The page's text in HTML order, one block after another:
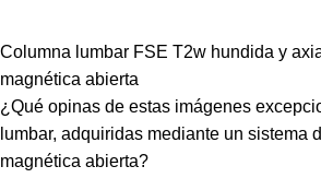
Columna lumbar FSE T2w hundida y
magnética abierta
¿Qué opinas de estas imágenes
lumbar, adquiridas mediante un sistema
magnética abierta?